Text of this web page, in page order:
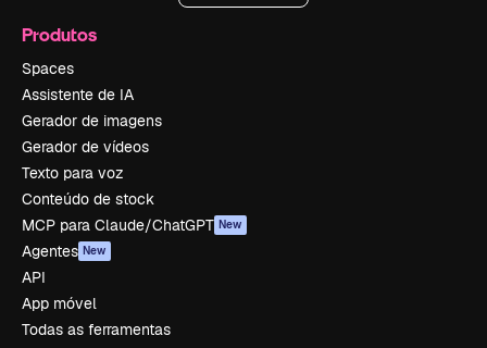
Produtos
Spaces
Assistente de IA
Gerador de imagens
Gerador de vídeos
Texto para voz
Conteúdo de stock
MCP para Claude/ChatGPT New
Agentes New
API
App móvel
Todas as ferramentas